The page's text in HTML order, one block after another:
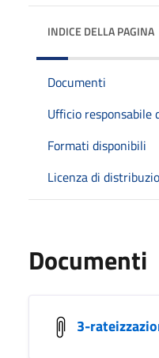
INDICE DELLA PAGINA
Documenti
Ufficio responsabile
Formati disponibili
Licenza di
Documenti
3-